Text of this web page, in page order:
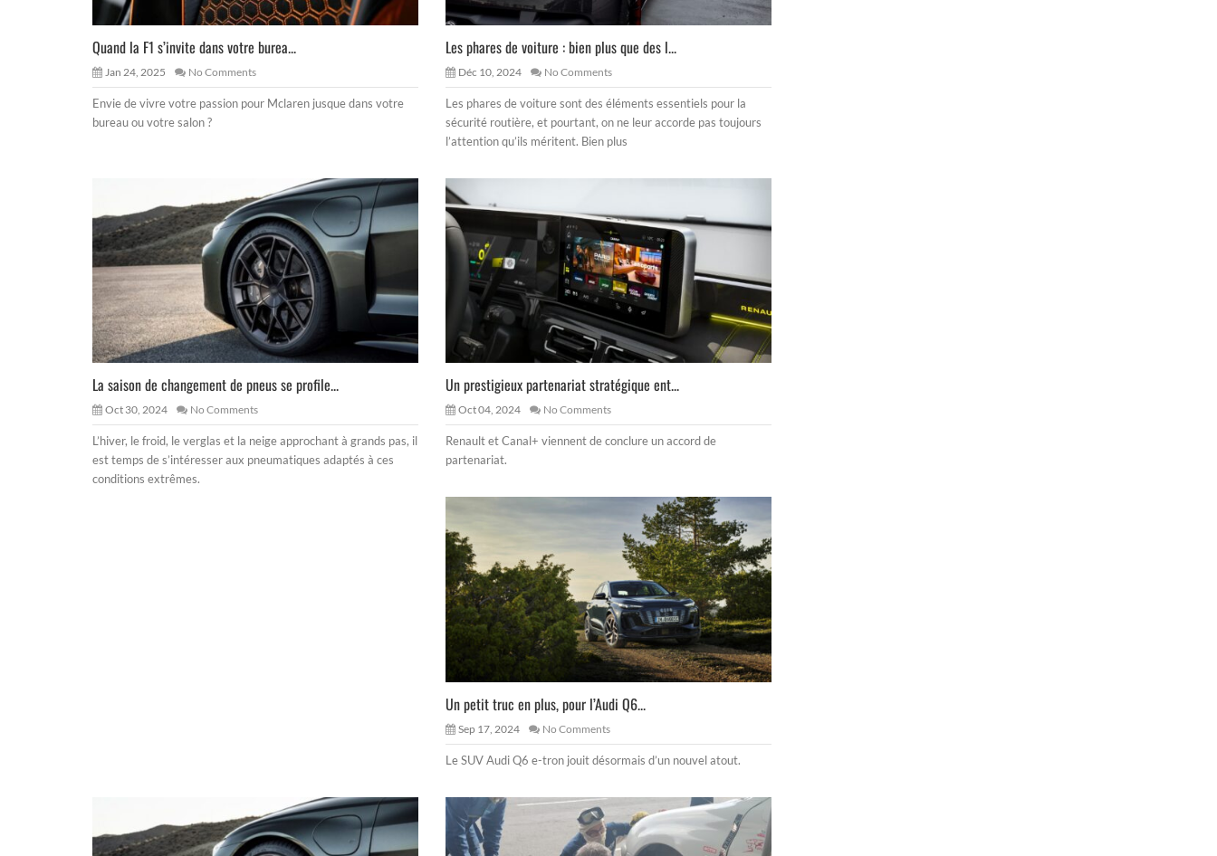
Quand la F1 s’invite dans votre burea...
Jan 24, 2025 No Comments
Envie de vivre votre passion pour Mclaren jusque dans votre
bureau ou votre salon ?
Les phares de voiture : bien plus que des l...
Déc 10, 2024 No Comments
Les phares de voiture sont des éléments essentiels pour la
sécurité routière, et pourtant, on ne leur accorde pas toujours
l’attention qu’ils méritent. Bien plus
La saison de changement de pneus se profile...
Oct 30, 2024 No Comments
L’hiver, le froid, le verglas et la neige approchant à grands pas, il
est temps de s’intéresser aux pneumatiques adaptés à ces
conditions extrêmes.
Un prestigieux partenariat stratégique ent...
Oct 04, 2024 No Comments
Renault et Canal+ viennent de conclure un accord de
partenariat.
Un petit truc en plus, pour l’Audi Q6...
Sep 17, 2024 No Comments
Le SUV Audi Q6 e-tron jouit désormais d’un nouvel atout.